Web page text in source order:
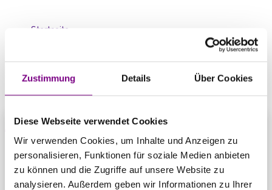
Zustimmung Details Über Cookies
Diese Webseite verwendet Cookies
Wir verwenden Cookies, um Inhalte und Anzeigen zu
personalisieren, Funktionen für soziale Medien anbieten
zu können und die Zugriffe auf unsere Website zu
analysieren. Außerdem geben wir Informationen zu Ihrer
Startseite
THE POWER